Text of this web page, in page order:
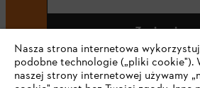
Zapisz się
Nasza strona internetowa
podobne technologie („pliki cookie").
naszej strony internetowej używamy